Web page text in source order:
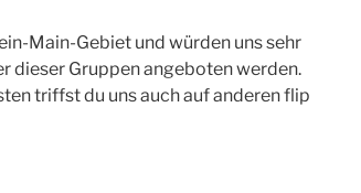
Main-Gebiet und würden uns sehr
dieser Gruppen angeboten werden.
triffst du uns auch auf anderen flip